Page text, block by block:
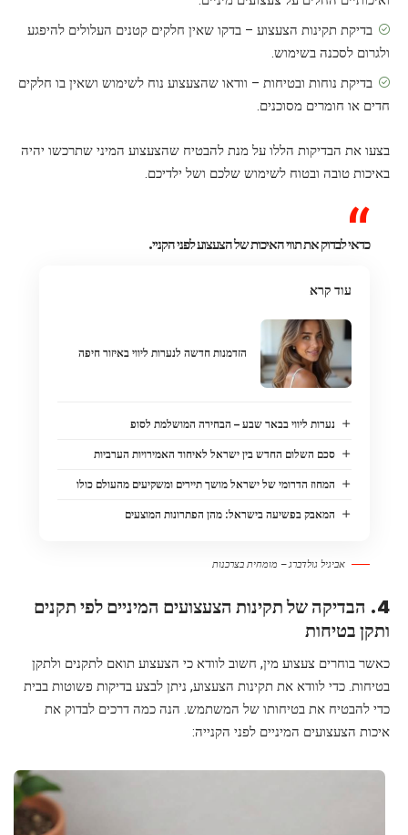
בדיקת תקינות הצעצוע – בדקו שאין חלקים קטנים העלולים להיפגע
ולגרום לסכנה בשימוש.
בדיקת נוחות ובטיחות – וודאו שהצעצוע נוח לשימוש ושאין בו חלקים
חדים או חומרים מסוכנים.
בצעו את הבדיקות הללו על מנת להבטיח שהצעצוע המיני שתרכשו יהיה
באיכות טובה ובטוח לשימוש שלכם ושל ילדיכם.
כדאי לבדוק את תווי האיכות של הצעצוע לפני הקניי.
עוד קרא
הזדמנות חדשה לנערות ליווי באיזור חיפה
נערות ליווי בבאר שבע – הבחירה המושלמת לסופ
סכם השלום החדש בין ישראל לאיחוד האמירויות הערביות
המחוז הדרומי של ישראל מושך תיירים ומשקיעים מהעולם כולו
המאבק בפשיעה בישראל: מהן הפתרונות המוצעים
אביגיל גולדברג – מומחית בצרכנות
4. הבדיקה של תקינות הצעצועים המיניים לפי תקנים
ותקן בטיחות
כאשר בוחרים צעצוע מין, חשוב לוודא כי הצעצוע תואם לתקנים ולתקן
בטיחות. כדי לוודא את תקינות הצעצוע, ניתן לבצע בדיקות פשוטות בבית
כדי להבטיח את בטיחותו של המשתמש. הנה כמה דרכים לבדוק את
איכות הצעצועים המיניים לפני הקנייה: